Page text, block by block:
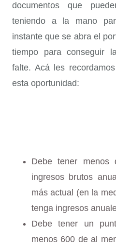
documentos que
teniendo a la mano
instante que se abra el
tiempo para conseguir
falte. Acá les
esta oportunidad:
Debe tener
ingresos brutos
más actual (en la
tenga ingresos
Debe tener un
menos 600 de al